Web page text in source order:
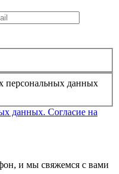
персональных данных
данных. Согласие на
и мы свяжемся с вами